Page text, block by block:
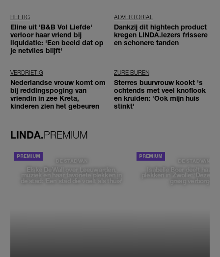
HEFTIG
Eline uit 'B&B Vol Liefde'
verloor haar vriend bij
liquidatie: 'Een beeld dat op
je netvlies blijft'
ADVERTORIAL
Dankzij dit hightech product
kregen LINDA.lezers frissere
en schonere tanden
VERDRIETIG
Nederlandse vrouw komt om
bij reddingspoging van
vriendin in zee Kreta,
kinderen zien het gebeuren
ZURE BUREN
Sterres buurvrouw kookt 's
ochtends met veel knoflook
en kruiden: 'Ook mijn huis
stinkt'
LINDA.PREMIUM
DE STAD VAN
Elske DeWall over Leeuwarden,
muziek en haar favoriete plekken in
de stad: 'Een stad die voelt als thuis'
DE STAD VAN
Isabelle Boer deelt haar
plekken in Zwolle: 'Deze
graag verborgen'